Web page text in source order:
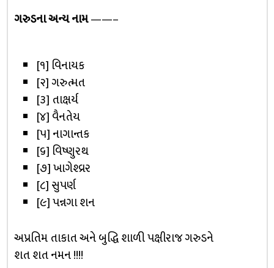
ગરુડના અન્ય નામ——–
[૧] વિનાયક
[૨] ગરુત્મત
[૩] તાક્ષર્ય
[૪] વૈનતેય
[૫] નાગાન્તક
[૬] વિષ્ણુરથ
[૭] ખાગેશ્વ્રર
[૮] સુપર્ણ
[૯] પન્નગા શન
અપ્રતિમ તાકાત અને બુદ્ધિ શાળી પક્ષીરાજ ગરુડને
શત શત નમન !!!!